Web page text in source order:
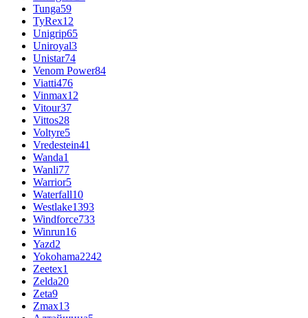
Tunga59
TyRex12
Unigrip65
Uniroyal3
Unistar74
Venom Power84
Viatti476
Vinmax12
Vitour37
Vittos28
Voltyre5
Vredestein41
Wanda1
Wanli77
Warrior5
Waterfall10
Westlake1393
Windforce733
Winrun16
Yazd2
Yokohama2242
Zeetex1
Zelda20
Zeta9
Zmax13